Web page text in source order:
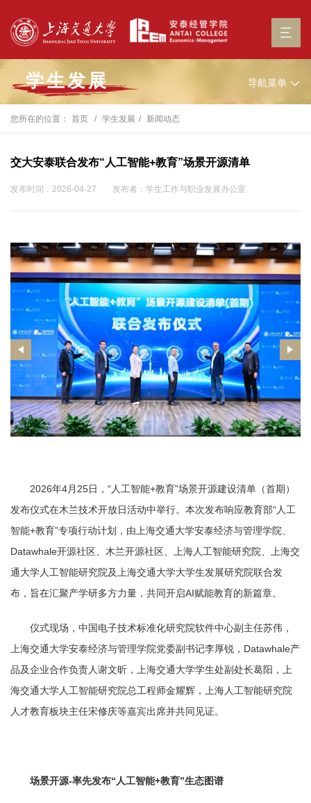
学生发展 导航菜单
您所在的位置： 首页 学生发展 新闻动态
交大安泰联合发布“人工智能+教育”场景开源清单
发布时间：2026-04-27 发布者：学生工作与职业发展办公室
2026年4月25日，“人工智能+教育”场景开源建设清单（首期）
发布仪式在木兰技术开放日活动中举行。本次发布响应教育部“人工
智能+教育”专项行动计划，由上海交通大学安泰经济与管理学院、
Datawhale开源社区、木兰开源社区、上海人工智能研究院、上海交
通大学人工智能研究院及上海交通大学大学生发展研究院联合发
布，旨在汇聚产学研多方力量，共同开启AI赋能教育的新篇章。
仪式现场，中国电子技术标准化研究院软件中心副主任苏伟，
上海交通大学安泰经济与管理学院党委副书记李厚锐，Datawhale产
品及企业合作负责人谢文昕，上海交通大学学生处副处长葛阳，上
海交通大学人工智能研究院总工程师金耀辉，上海人工智能研究院
人才教育板块主任宋修庆等嘉宾出席并共同见证。
场景开源-率先发布“人工智能+教育”生态图谱